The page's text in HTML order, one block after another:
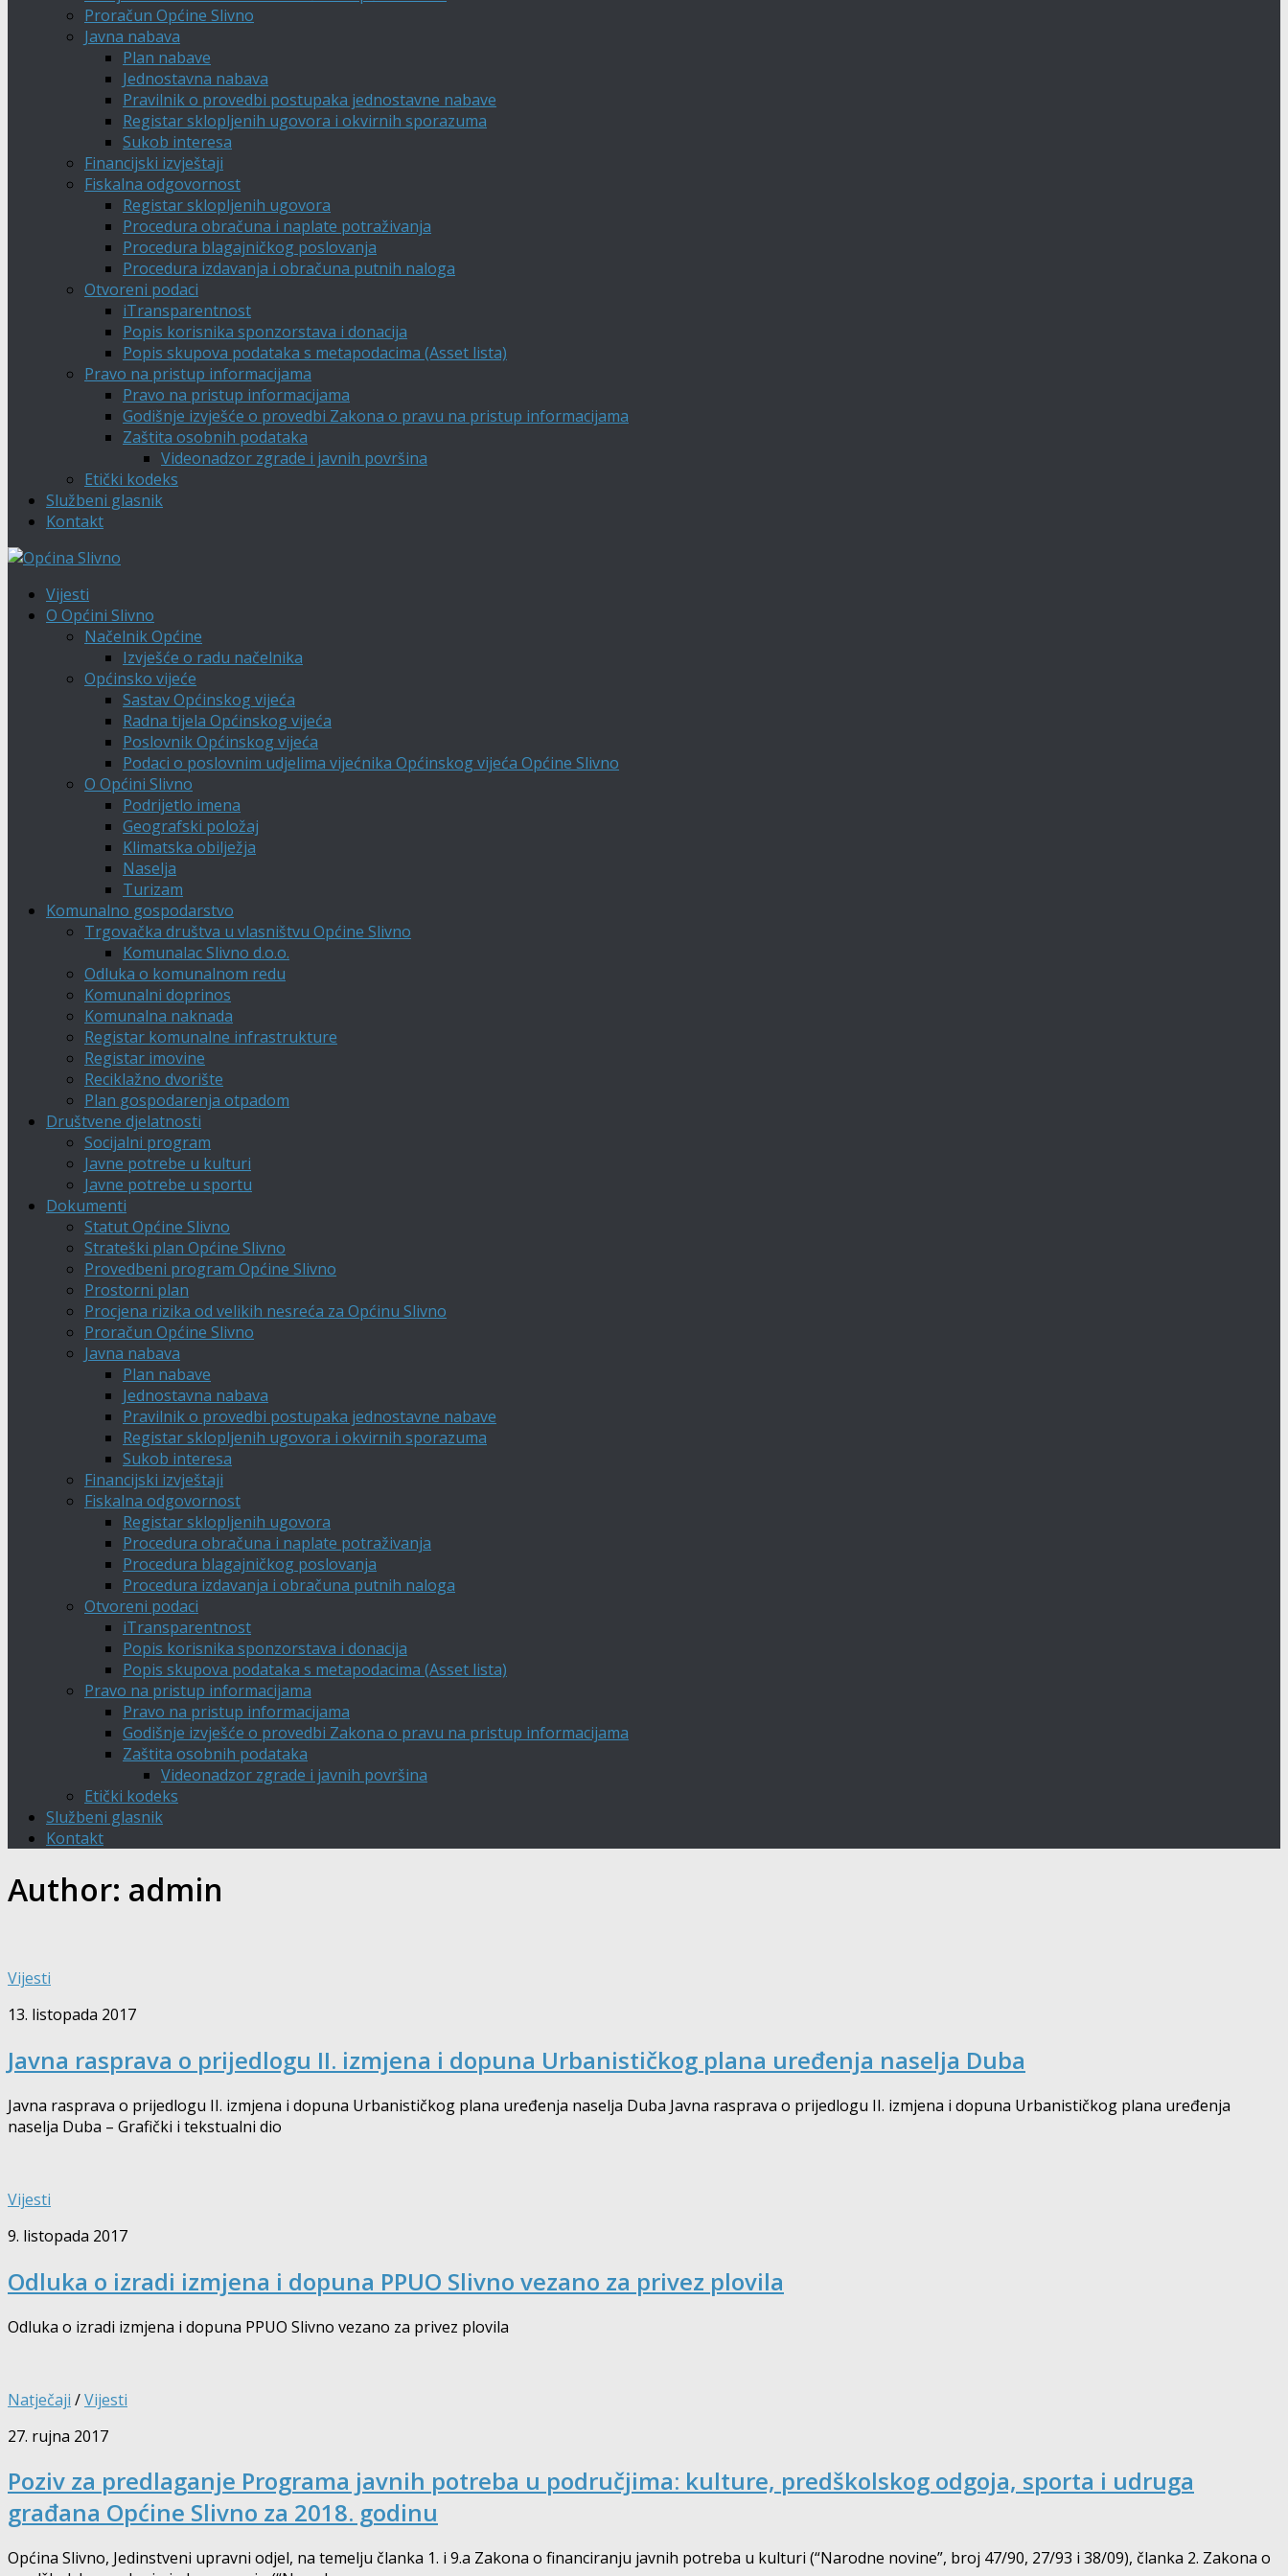
Proračun Općine Slivno
Javna nabava
Plan nabave
Jednostavna nabava
Pravilnik o provedbi postupaka jednostavne nabave
Registar sklopljenih ugovora i okvirnih sporazuma
Sukob interesa
Financijski izvještaji
Fiskalna odgovornost
Registar sklopljenih ugovora
Procedura obračuna i naplate potraživanja
Procedura blagajničkog poslovanja
Procedura izdavanja i obračuna putnih naloga
Otvoreni podaci
iTransparentnost
Popis korisnika sponzorstava i donacija
Popis skupova podataka s metapodacima (Asset lista)
Pravo na pristup informacijama
Pravo na pristup informacijama
Godišnje izvješće o provedbi Zakona o pravu na pristup informacijama
Zaštita osobnih podataka
Videonadzor zgrade i javnih površina
Etički kodeks
Službeni glasnik
Kontakt
Vijesti
O Općini Slivno
Načelnik Općine
Izvješće o radu načelnika
Općinsko vijeće
Sastav Općinskog vijeća
Radna tijela Općinskog vijeća
Poslovnik Općinskog vijeća
Podaci o poslovnim udjelima vijećnika Općinskog vijeća Općine Slivno
O Općini Slivno
Podrijetlo imena
Geografski položaj
Klimatska obilježja
Naselja
Turizam
Komunalno gospodarstvo
Trgovačka društva u vlasništvu Općine Slivno
Komunalac Slivno d.o.o.
Odluka o komunalnom redu
Komunalni doprinos
Komunalna naknada
Registar komunalne infrastrukture
Registar imovine
Reciklažno dvorište
Plan gospodarenja otpadom
Društvene djelatnosti
Socijalni program
Javne potrebe u kulturi
Javne potrebe u sportu
Dokumenti
Statut Općine Slivno
Strateški plan Općine Slivno
Provedbeni program Općine Slivno
Prostorni plan
Procjena rizika od velikih nesreća za Općinu Slivno
Proračun Općine Slivno
Javna nabava
Plan nabave
Jednostavna nabava
Pravilnik o provedbi postupaka jednostavne nabave
Registar sklopljenih ugovora i okvirnih sporazuma
Sukob interesa
Financijski izvještaji
Fiskalna odgovornost
Registar sklopljenih ugovora
Procedura obračuna i naplate potraživanja
Procedura blagajničkog poslovanja
Procedura izdavanja i obračuna putnih naloga
Otvoreni podaci
iTransparentnost
Popis korisnika sponzorstava i donacija
Popis skupova podataka s metapodacima (Asset lista)
Pravo na pristup informacijama
Pravo na pristup informacijama
Godišnje izvješće o provedbi Zakona o pravu na pristup informacijama
Zaštita osobnih podataka
Videonadzor zgrade i javnih površina
Etički kodeks
Službeni glasnik
Kontakt
Author: admin
Vijesti
13. listopada 2017
Javna rasprava o prijedlogu II. izmjena i dopuna Urbanističkog plana uređenja naselja Duba
Javna rasprava o prijedlogu II. izmjena i dopuna Urbanističkog plana uređenja naselja Duba Javna rasprava o prijedlogu II. izmjena i dopuna Urbanističkog plana uređenja
naselja Duba – Grafički i tekstualni dio
Vijesti
9. listopada 2017
Odluka o izradi izmjena i dopuna PPUO Slivno vezano za privez plovila
Odluka o izradi izmjena i dopuna PPUO Slivno vezano za privez plovila
Natječaji /Vijesti
27. rujna 2017
Poziv za predlaganje Programa javnih potreba u područjima: kulture, predškolskog odgoja, sporta i udruga
građana Općine Slivno za 2018. godinu
Općina Slivno, Jedinstveni upravni odjel, na temelju članka 1. i 9.a Zakona o financiranju javnih potreba u kulturi (“Narodne novine”, broj 47/90, 27/93 i 38/09), članka 2. Zakona o